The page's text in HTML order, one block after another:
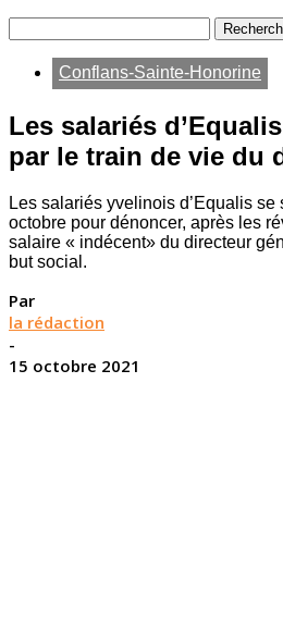
Conflans-Sainte-Honorine
Les salariés
par le train de vie du
Les salariés yvelinois d’Equalis
octobre pour dénoncer, après les
salaire « indécent» du directeur
but social.
Par
la rédaction
-
15 octobre 2021